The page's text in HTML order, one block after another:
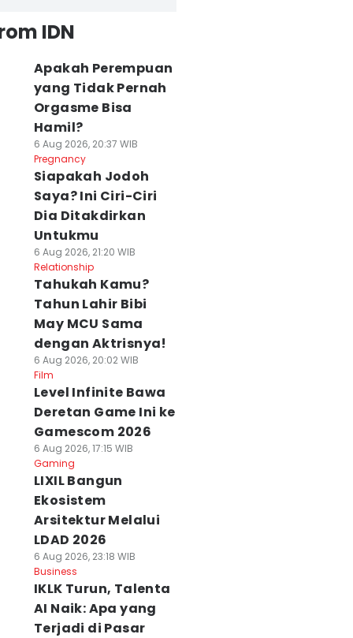
IDN
Apakah Perempuan
yang Tidak Pernah
Orgasme Bisa
Hamil?
6 Aug 2026, 20:37 WIB
Pregnancy
Siapakah Jodoh
Saya? Ini Ciri-Ciri
Dia Ditakdirkan
Untukmu
6 Aug 2026, 21:20 WIB
Relationship
Tahukah Kamu?
Tahun Lahir Bibi
May MCU Sama
dengan Aktrisnya!
6 Aug 2026, 20:02 WIB
Film
Level Infinite Bawa
Deretan Game Ini ke
Gamescom 2026
6 Aug 2026, 17:15 WIB
Gaming
LIXIL Bangun
Ekosistem
Arsitektur Melalui
LDAD 2026
6 Aug 2026, 23:18 WIB
Business
IKLK Turun, Talenta
AI Naik: Apa yang
Terjadi di Pasar